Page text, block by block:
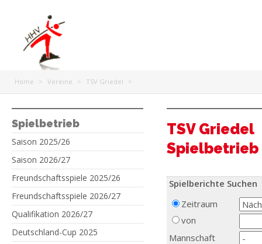
Home > Vereine > TSV Griedel >
Spielbetrieb
Saison 2025/26
Saison 2026/27
Freundschaftsspiele 2025/26
Freundschaftsspiele 2026/27
Qualifikation 2026/27
Deutschland-Cup 2025
TSV Griedel
Spielbetrieb
Spielberichte Suchen
Zeitraum
von
Mannschaft